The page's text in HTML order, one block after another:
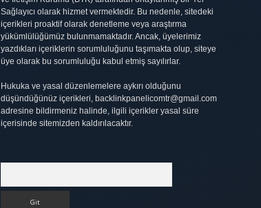
Sağlayıcı olarak hizmet vermektedir. Bu nedenle, sitedeki
içerikleri proaktif olarak denetleme veya araştırma
yükümlülüğümüz bulunmamaktadır. Ancak, üyelerimiz
yazdıkları içeriklerin sorumluluğunu taşımakta olup, siteye
üye olarak bu sorumluluğu kabul etmiş sayılırlar.
Hukuka ve yasal düzenlemelere aykırı olduğunu
düşündüğünüz içerikleri, backlinkpanelicomtr@gmail.com
adresine bildirmeniz halinde, ilgili içerikler yasal süre
içerisinde sitemizden kaldırılacaktır.